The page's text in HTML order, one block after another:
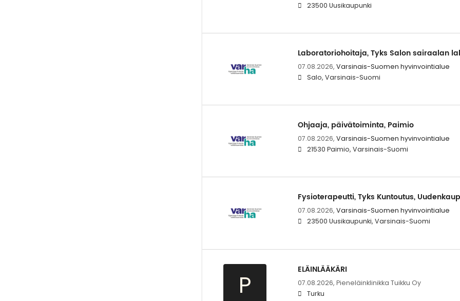
23500 Uusikaupunki
Laboratoriohoitaja, Tyks Salon sairaalan
07.08.2026, Varsinais-Suomen hyvinvointialue
Salo, Varsinais-Suomi
Ohjaaja, päivätoiminta, Paimio
07.08.2026, Varsinais-Suomen hyvinvointialue
21530 Paimio, Varsinais-Suomi
Fysioterapeutti, Tyks Kuntoutus,
07.08.2026, Varsinais-Suomen hyvinvointialue
23500 Uusikaupunki, Varsinais-Suomi
P
ELÄINLÄÄKÄRI
07.08.2026, Pieneläinklinikka Tuikku Oy
Turku